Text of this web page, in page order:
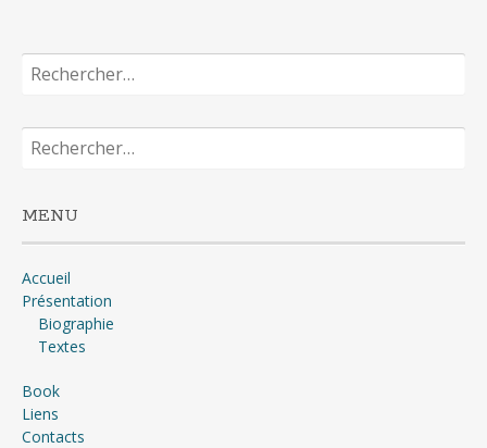
Rechercher :
Rechercher :
MENU
Accueil
Présentation
Biographie
Textes
Book
Liens
Contacts